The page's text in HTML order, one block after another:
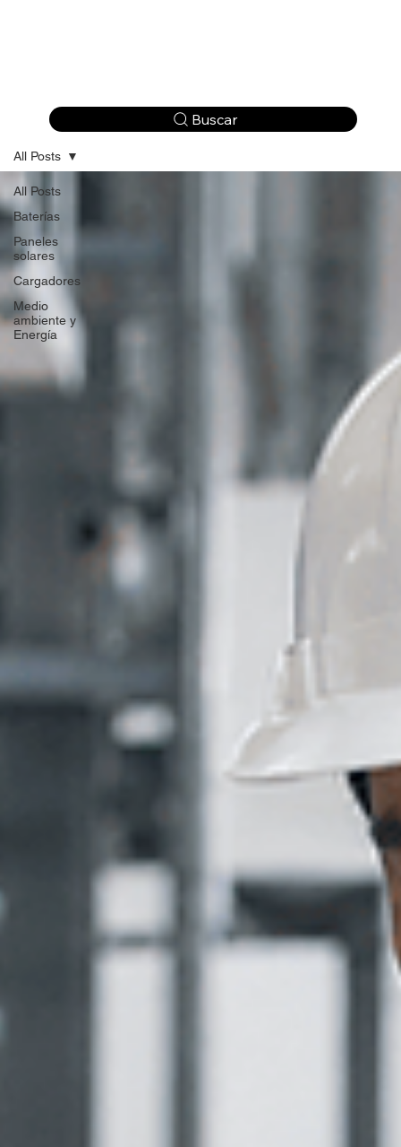
Buscar
All Posts
Baterías
Paneles
solares
Cargadores
Medio
ambiente y
Energía
All Posts